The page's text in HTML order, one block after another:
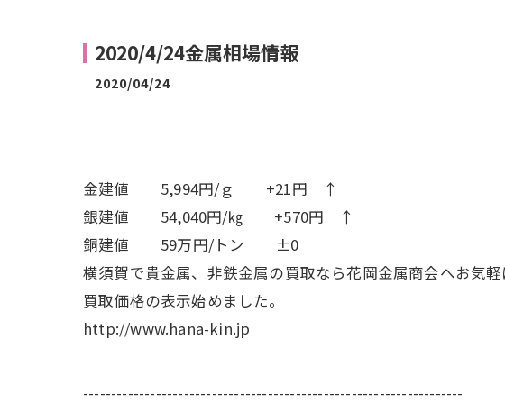
2020/4/24金属相場情報
2020/04/24
金建値 5,994円/ｇ +21円 ↑
銀建値 54,040円/㎏ +570円 ↑
銅建値 59万円/トン ±0
横須賀で貴金属、非鉄金属の買取なら花岡金属商会へお気軽
買取価格の表示始めました。
http://www.hana-kin.jp
--------------------------------------------------------------------